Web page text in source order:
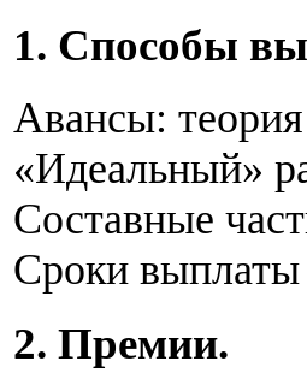
1. Способы
Авансы:
«Идеальный»
Составные
Сроки
2. Премии.